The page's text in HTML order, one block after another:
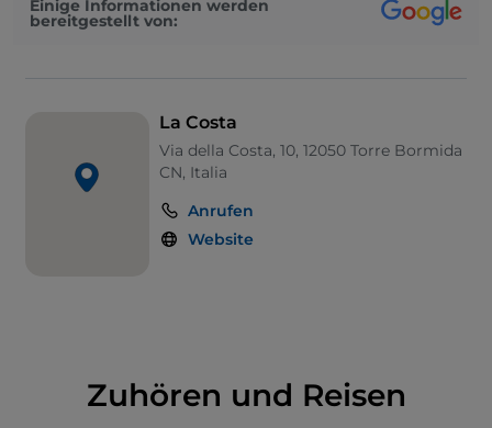
Einige Informationen werden
bereitgestellt von:
La Costa
Via della Costa, 10, 12050 Torre Bormida
CN, Italia
Anrufen
Website
Zuhören und Reisen